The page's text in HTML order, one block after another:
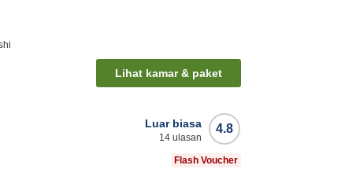
Lihat kamar & paket
4.8
Luar biasa
14 ulasan
Flash Voucher